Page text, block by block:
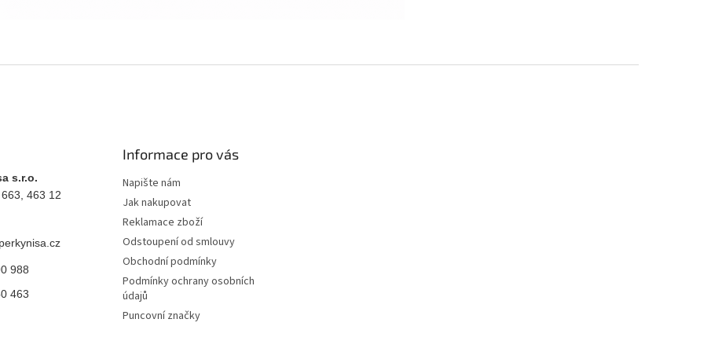
s.r.o.
463 12
988
463
Informace pro vás
Napište nám
Jak nakupovat
Reklamace zboží
Odstoupení od smlouvy
Obchodní podmínky
Podmínky ochrany osobních
údajů
Puncovní značky